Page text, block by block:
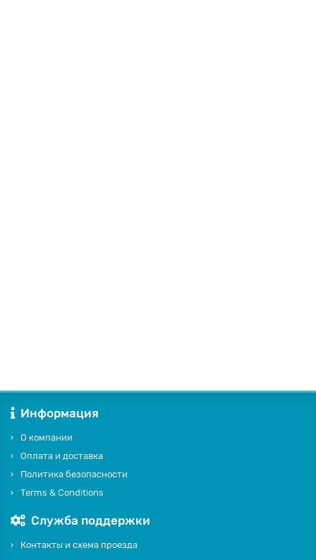
Информация
О компании
Оплата и доставка
Политика безопасности
Terms & Conditions
Служба поддержки
Контакты и схема проезда